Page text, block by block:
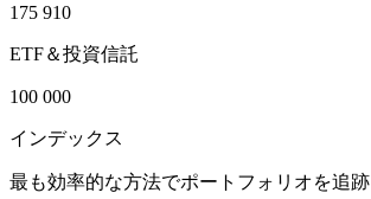
175 910
ETF＆投資信託
100 000
インデックス
最も効率的な方法でポートフォリオを追跡